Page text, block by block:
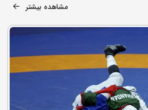
مشاهده بیشتر